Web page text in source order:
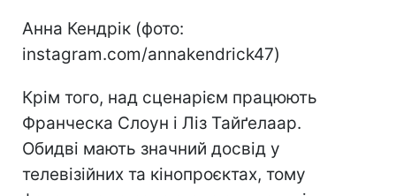
Анна Кендрік (фото:
instagram.com/annakendrick47)
Крім того, над сценарієм працюють
Франческа Слоун і Ліз Тайґелаар.
Обидві мають значний досвід у
телевізійних та кінопроєктах, тому